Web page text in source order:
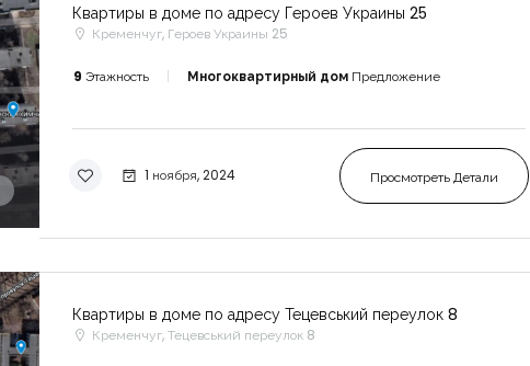
Квартиры в доме по адресу Героев Украины 25
Кременчуг, Героев Украины 25
9 Этажность Многоквартирный дом Предложение
1 ноября, 2024 Просмотреть Детали
Квартиры в доме по адресу Тецевський переулок 8
Кременчуг, Тецевський переулок 8